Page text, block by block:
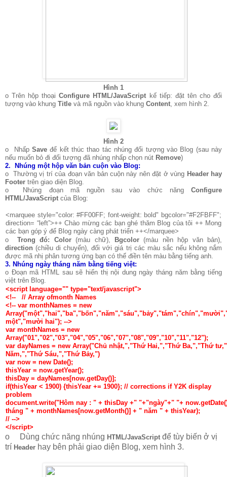
Hình 1
o Trên hộp thoạiConfigure HTML/JavaScript kế tiếp: đặt tên cho đối
tượng vào khung Title và mã nguồn vào khung Content , xem hình 2.
Hình 2
o Nhấp Save để kết thúc thao tác nhúng đối tượng vào Blog (sau này
nếu muốn bỏ đi đối tượng đã nhúng nhấp chọn nút Remove)
2.
Nhúng một hộp văn bản cuộn vào Blog:
o Thường vị trí của đoạn văn bản cuộn này nên đặt ở vùng Header hay
Footer trên giao diện Blog.
o Nhúng đoạn mã nguồn sau vào chức năng Configure
HTML/JavaScript của Blog:
<marquee style="color: #FF00FF; font-weight: bold" bgcolor="#F2FBFF";
direction= “left”>++ Chào mừng các bạn ghé thăm Blog của tôi ++ Mong
các bạn góp ý để Blog ngày càng phát triển ++</marquee>
o Trong đó: Color(màu chữ), Bgcolor(màu nền hộp văn bản),
direction(chiều di chuyển), đối với giá trị các màu sắc nếu không nắm
được mã nhị phân tương ứng bạn có thể điền tên màu bằng tiếng anh.
3. Nhúng ngày tháng năm bằng tiếng việt:
o Đoạn mã HTML sau sẽ hiển thị nội dung ngày tháng năm bằng tiếng
việt trên Blog.
<script language="" type="text/javascript">
<!-- // Array ofmonth Names
<!-- var monthNames = new
một","mười hai"); -->
var monthNames = new
var dayNames = new Array("Chủ nhật,","Thứ Hai,","Thứ Ba,","Thứ
Năm,","Thứ Sáu,","Thứ Bảy,")
var now = new Date();
thisYear = now.getYear();
thisDay = dayNames[now.getDay()];
if(thisYear < 1900) {thisYear += 1900}; // corrections if Y2K display
problem
document.write("Hôm nay : " + thisDay +" "+"ngày"+" "+
tháng " + monthNames[now.getMonth()] + " năm " + thisYear);
// -->
</script>
o Dùng chức năng nhúng HTML/JavaScript để tùy biến ở vị
trí Header hay bên phải giao diện Blog, xem hình 3.